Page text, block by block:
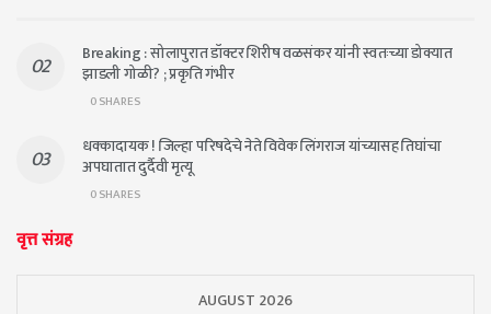
Breaking : सोलापुरात डॉक्टर शिरीष वळसंकर यांनी स्वतःच्या डोक्यात
झाडली गोळी? ; प्रकृति गंभीर
0 SHARES
धक्कादायक ! जिल्हा परिषदेचे नेते विवेक लिंगराज यांच्यासह तिघांचा
अपघातात दुर्दैवी मृत्यू
0 SHARES
वृत्त संग्रह
AUGUST 2026